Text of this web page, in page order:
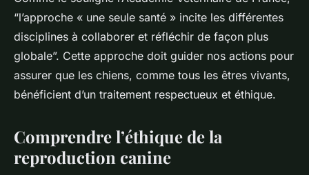
“l’approche « une seule santé » incite les différentes
disciplines à collaborer et réfléchir de façon plus
globale”. Cette approche doit guider nos actions pour
assurer que les chiens, comme tous les êtres vivants,
bénéficient d’un traitement respectueux et éthique.
Comprendre l’éthique de la
reproduction canine